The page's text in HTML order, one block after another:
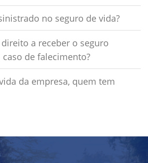
no seguro de vida?
a receber o seguro
de falecimento?
da empresa, quem tem